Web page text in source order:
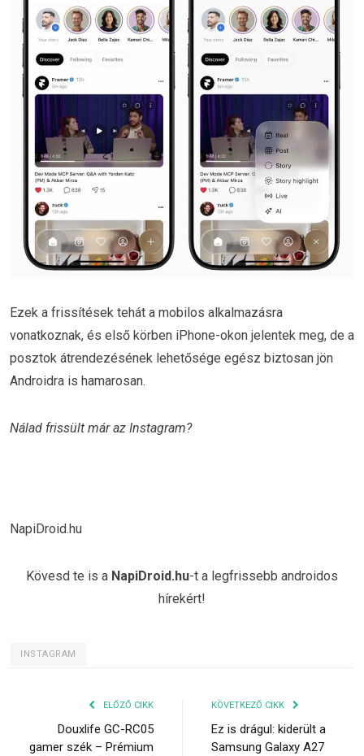
Ezek a frissítések tehát a mobilos alkalmazásra
vonatkoznak, és első körben iPhone-okon jelentek meg, de a
posztok átrendezésének lehetősége egész biztosan jön
Androidra is hamarosan.
Nálad frissült már az Instagram?
NapiDroid.hu
Kövesd te is a NapiDroid.hu-t a legfrissebb androidos
hírekért!
INSTAGRAM
ELŐZŐ CIKK
Douxlife GC-RC05
gamer szék – Prémium
KÖVETKEZŐ CIKK
Ez is drágul: kiderült a
Samsung Galaxy A27